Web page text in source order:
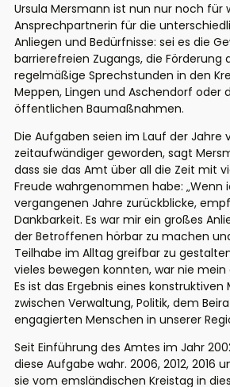
Ursula Mersmann ist nun nur noch für
Ansprechpartnerin für die
Anliegen und Bedürfnisse: sei es die
barrierefreien Zugangs, die Förderung
regelmäßige Sprechstunden in den
Meppen, Lingen und Aschendorf oder
öffentlichen Baumaßnahmen.
Die Aufgaben seien im Lauf der Jahre
zeitaufwändiger geworden, sagt
dass sie das Amt über all die Zeit mit
Freude wahrgenommen habe: „Wenn
vergangenen Jahre zurückblicke,
Dankbarkeit. Es war mir ein großes
der Betroffenen hörbar zu machen
Teilhabe im Alltag greifbar zu
vieles bewegen konnten, war nie mein
Es ist das Ergebnis eines konstruktiven
zwischen Verwaltung, Politik, dem
engagierten Menschen in unserer
Seit Einführung des Amtes im Jahr
diese Aufgabe wahr. 2006, 2012, 2016
sie vom emsländischen Kreistag in